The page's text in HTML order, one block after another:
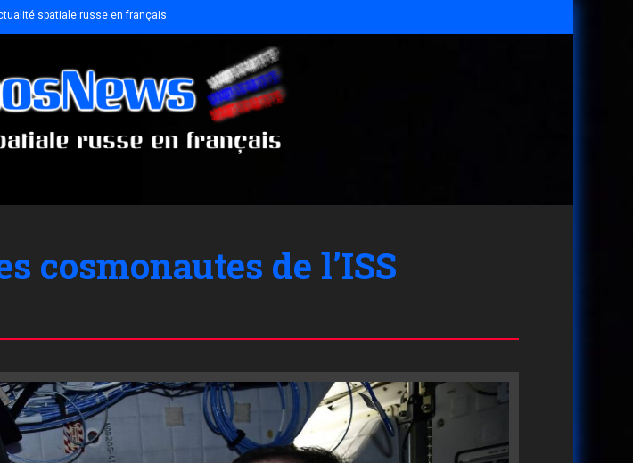
spatiale russe en français
cosmonautes de l’ISS